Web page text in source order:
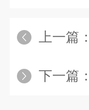
上一篇：
下一篇：